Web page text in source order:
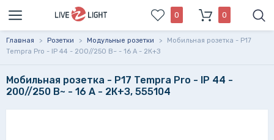
0 0
Главная > Розетки > Модульные розетки >
Мобильная розетка - P17
Tempra Pro - IP 44 - 200//250 В~ - 16 A - 2К+З
Мобильная розетка - P17 Tempra Pro - IP 44 -
200//250 В~ - 16 A - 2К+З, 555104